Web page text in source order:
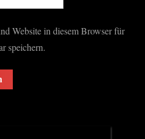
Website in diesem Browser für
speichern.